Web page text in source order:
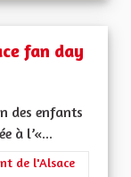
fan day
des enfants
à l’«...
l'Education et
de l'Alsace